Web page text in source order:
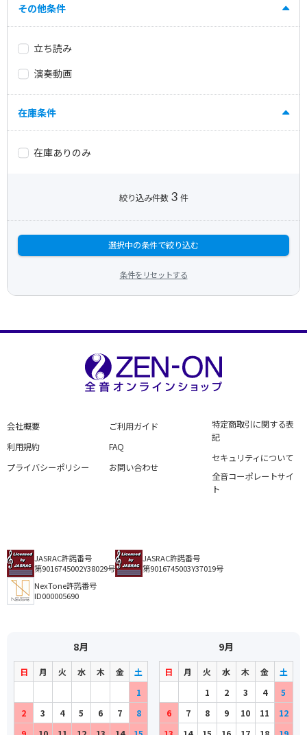
その他条件
立ち読み
演奏動画
在庫条件
在庫ありのみ
絞り込み件数 3 件
選択中の条件で絞り込む
条件をリセットする
会社概要
利用規約
プライバシーポリシー
ご利用ガイド
FAQ
お問い合わせ
特定商取引に関する表
記
セキュリティについて
全音コーポレートサイ
ト
JASRAC許諾番号
第9016745002Y38029号
JASRAC許諾番号
第9016745003Y37019号
NexTone許諾番号
ID000005690
8月
日 月 火 水 木 金
土
1
2
3 4 5 6 7
8
9月
日 月 火 水 木 金
土
1
2 3 4
5
6
7 8 9 10 11
12